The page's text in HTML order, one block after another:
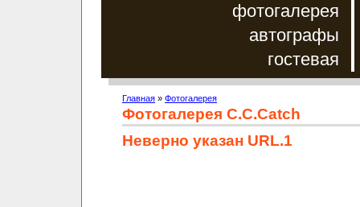
фотогалерея
автографы
гостевая
Главная » Фотогалерея
Фотогалерея C.C.Catch
Неверно указан URL.1